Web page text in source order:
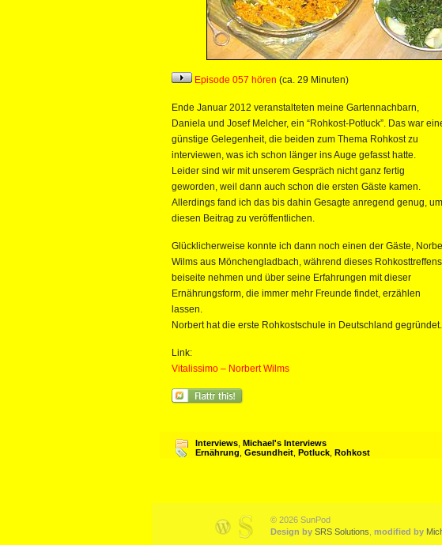
Episode 057 hören (ca. 29 Minuten)
Ende Januar 2012 veranstalteten meine Garten­nachbarn,
Daniela und Josef Melcher, ein “Rohkost-Potluck”. Das war
günstige Gelegenheit, die beiden zum Thema Rohkost zu
interviewen, was ich schon länger ins Auge gefasst hatte.
Leider sind wir mit unserem Gespräch nicht ganz fertig
geworden, weil dann auch schon die ersten Gäste kamen.
Allerdings fand ich das bis dahin Gesagte anregend genug, um
diesen Beitrag zu veröffentlichen.
Glücklicherweise konnte ich dann noch einen der Gäste,
Wilms aus Mönchengladbach, während dieses Rohkosttreffens
beiseite nehmen und über seine Erfahrungen mit dieser
Ernährungsform, die immer mehr Freunde findet, erzählen
lassen.
Norbert hat die erste Rohkostschule in Deutschland gegründet.
Link:
Vitalissimo – Norbert Wilms
Interviews Michael's Interviews
Ernährung Gesundheit Potluck Rohkost
© 2026 SunPod
Design by SRS Solutions modified by